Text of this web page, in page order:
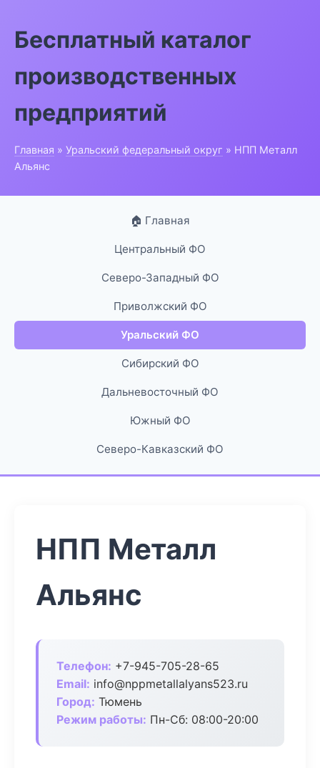
Бесплатный каталог
производственных
предприятий
Главная » Уральский федеральный округ » НПП Металл
Альянс
🏠 Главная
Центральный ФО
Северо-Западный ФО
Приволжский ФО
Уральский ФО
Сибирский ФО
Дальневосточный ФО
Южный ФО
Северо-Кавказский ФО
НПП Металл
Альянс
Телефон: +7-945-705-28-65
Email: info@nppmetallalyans523.ru
Город: Тюмень
Режим работы: Пн-Сб: 08:00-20:00